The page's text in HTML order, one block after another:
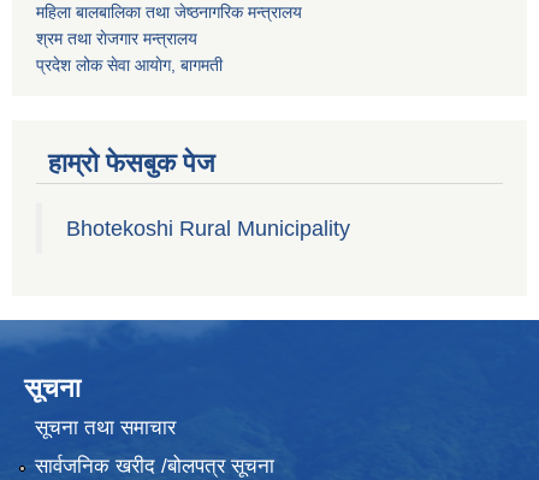
महिला बालबालिका तथा जेष्ठनागरिक मन्त्रालय
श्रम तथा राेजगार मन्त्रालय
प्रदेश लोक सेवा आयाेग, बागमती
हाम्रो फेसबुक पेज
Bhotekoshi Rural Municipality
सूचना
सूचना तथा समाचार
सार्वजनिक खरीद /बोलपत्र सूचना